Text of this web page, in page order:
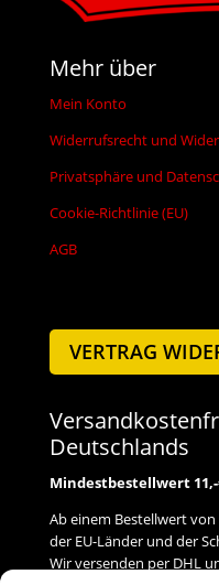
Mehr über
Mein Konto
Widerrufsrecht und
Privatsphäre und
Cookie-Richtlinie (EU)
AGB
VERTRAG
Deutschlands
Mindestbestellwert 11,-
Ab einem Bestellwert
der EU-Länder und der
Wir versenden per DHL